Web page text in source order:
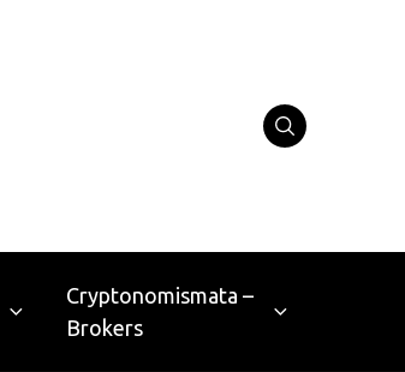
Cryptonomismata –
Brokers